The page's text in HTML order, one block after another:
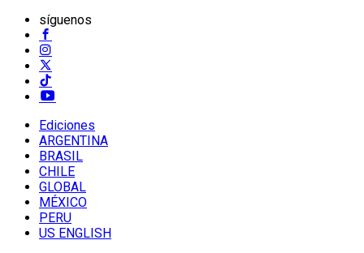
síguenos
Ediciones
ARGENTINA
BRASIL
CHILE
GLOBAL
MÉXICO
PERU
US ENGLISH